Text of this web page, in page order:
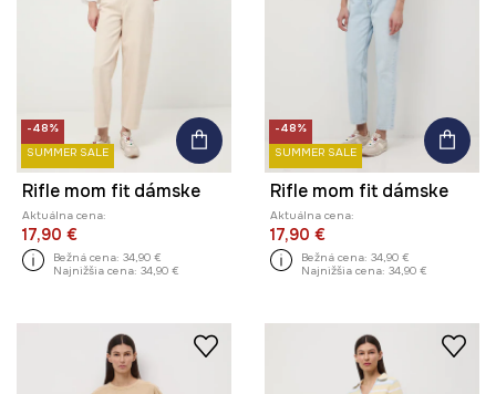
-48%
SUMMER SALE
Rifle mom fit dámske
Aktuálna cena:
17,90 €
Bežná cena: 34,90 €
Najnižšia cena: 34,90 €
-48%
SUMMER SALE
Rifle mom fit dámske
Aktuálna cena:
17,90 €
Bežná cena: 34,90 €
Najnižšia cena: 34,90 €